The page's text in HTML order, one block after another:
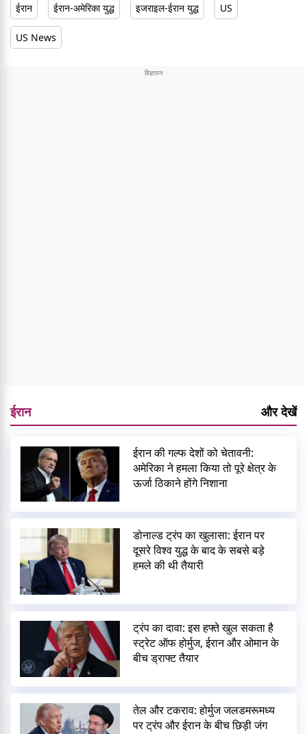
ईरान ईरान-अमेरिका युद्ध इजराइल-ईरान युद्ध US
US News
ईरान और देखें
ईरान की गल्फ देशों को चेतावनी:
अमेरिका ने हमला किया तो पूरे क्षेत्र के
ऊर्जा ठिकाने होंगे निशाना
डोनाल्ड ट्रंप का खुलासा: ईरान पर
दूसरे विश्व युद्ध के बाद के सबसे बड़े
हमले की थी तैयारी
ट्रंप का दावा: इस हफ्ते खुल सकता है
स्ट्रेट ऑफ होर्मुज, ईरान और ओमान के
बीच ड्राफ्ट तैयार
तेल और टकराव: होर्मुज जलडमरूमध्य
पर ट्रंप और ईरान के बीच छिड़ी जंग